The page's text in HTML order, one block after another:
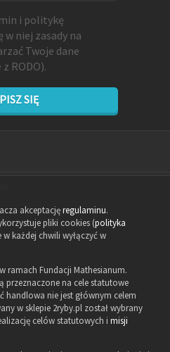
i politykę
w niej zasady na
Twoje dane
RODO).
SIĘ
akceptacjęregulaminu.
pliki cookies (polityka
każdej chwili wyłączyć w
ramach Fundacji Mathesianum.
przeznaczone na cele statutowe
handlowa nie jest głównym celem
w sklepie 2ryby.pl został wybrany
celów statutowych i misji